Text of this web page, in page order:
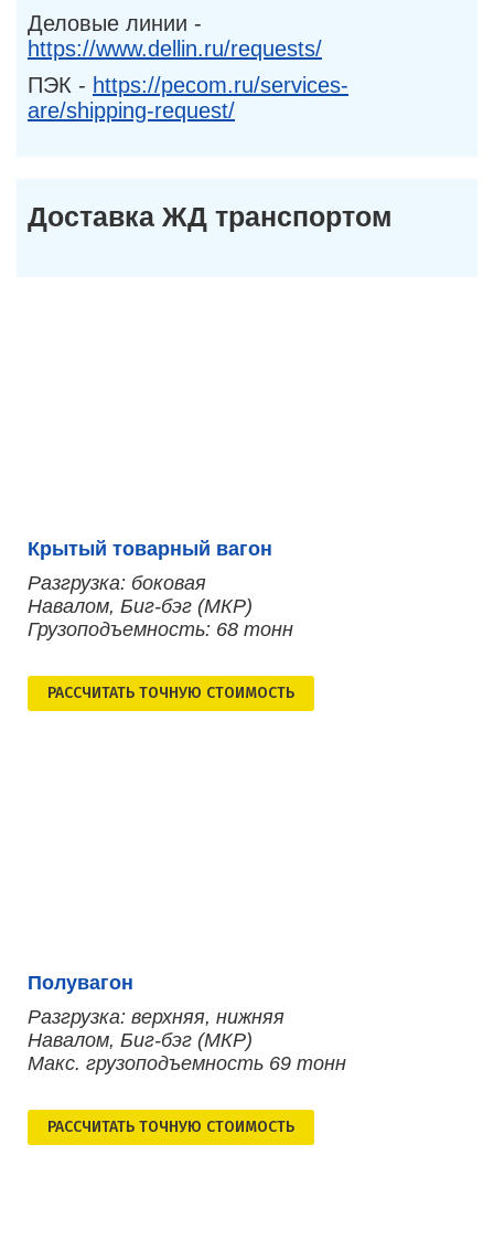
Деловые линии -
https://www.dellin.ru/requests/
ПЭК - https://pecom.ru/services-
are/shipping-request/
Доставка ЖД транспортом
Крытый товарный вагон
Разгрузка: боковая
Навалом, Биг-бэг (МКР)
Грузоподъемность: 68 тонн
РАСCЧИТАТЬ ТОЧНУЮ СТОИМОСТЬ
Полувагон
Разгрузка: верхняя, нижняя
Навалом, Биг-бэг (МКР)
Макс. грузоподъемность 69 тонн
РАСCЧИТАТЬ ТОЧНУЮ СТОИМОСТЬ